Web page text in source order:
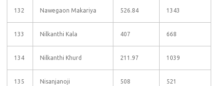
132 Nawegaon Makariya 526.84 1343
133 Nilkanthi Kala 407 668
134 Nilkanthi Khurd 211.97 1039
135 Nisanjanoji 508 521